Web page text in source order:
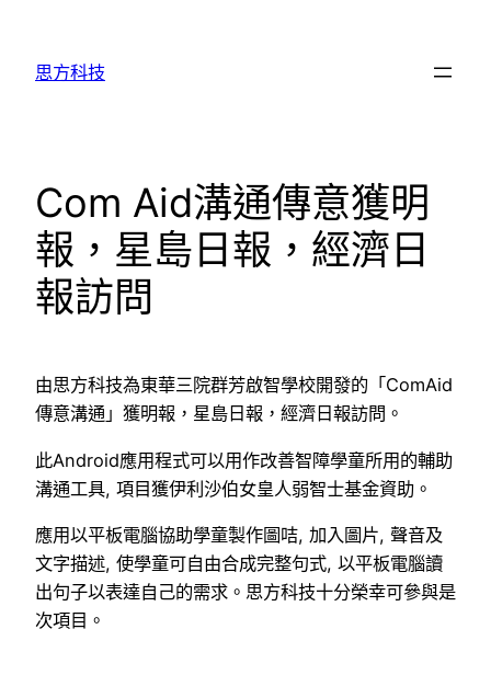
思方科技
Com Aid溝通傳意獲明
報，星島日報，經濟日
報訪問
由思方科技為東華三院群芳啟智學校開發的「ComAid
傳意溝通」獲明報，星島日報，經濟日報訪問。
此Android應用程式可以用作改善智障學童所用的輔助
溝通工具, 項目獲伊利沙伯女皇人弱智士基金資助。
應用以平板電腦協助學童製作圖咭, 加入圖片, 聲音及
文字描述, 使學童可自由合成完整句式, 以平板電腦讀
出句子以表達自己的需求。思方科技十分榮幸可參與是
次項目。